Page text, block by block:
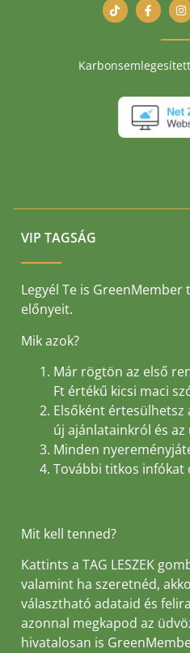
VIP TAGSÁG
Legyél Te is GreenMember
előnyeit.
Mik azok?
Már rögtön az első
Ft értékű kicsi maci
Elsőként értesülhetsz
új ajánlatainkról és
Minden
További titkos infókat
Mit kell tenned?
Kattints a TAG LESZEK
valamint ha szeretnéd,
választható adataid és
azonnal megkapod az
hivatalosan is